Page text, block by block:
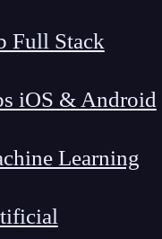
Full Stack
iOS & Android
Learning